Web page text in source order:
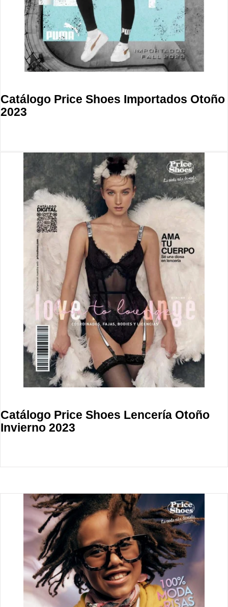
Catálogo Price Shoes Importados Otoño
2023
Catálogo Price Shoes Lencería Otoño
Invierno 2023